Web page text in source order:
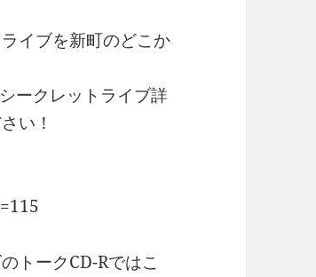
イブを新町のどこか
ークレットライブ詳
い！
トークCD-Rではこ